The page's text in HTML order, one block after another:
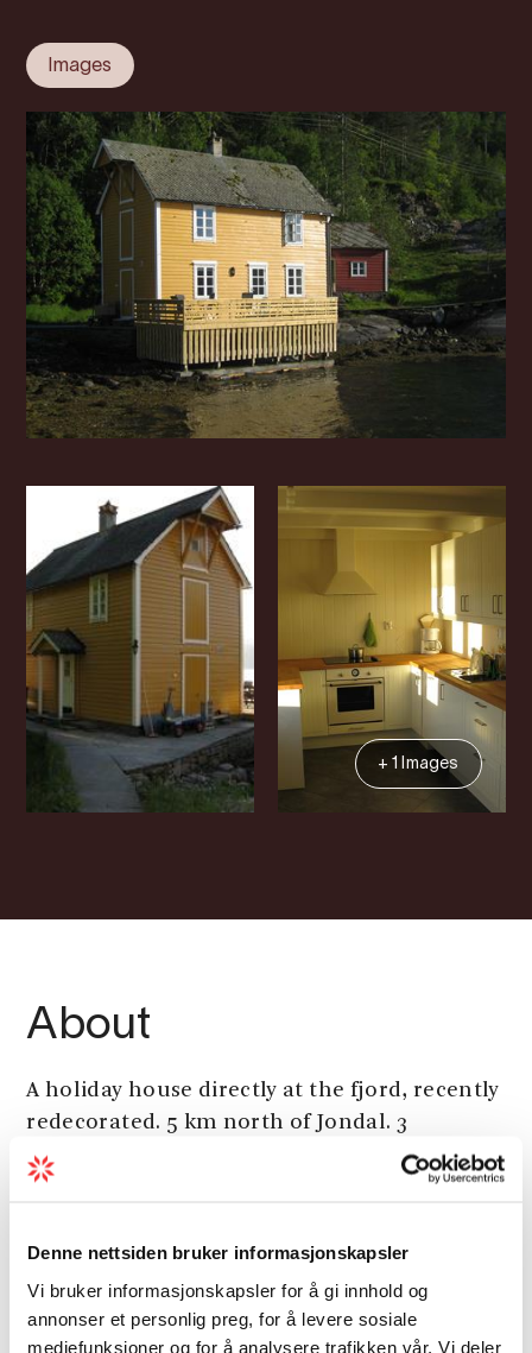
Denne nettsiden bruker informasjonskapsler
Vi bruker informasjonskapsler for å gi innhold og
annonser et personlig preg, for å levere sosiale
mediefunksjoner og for å analysere trafikken vår. Vi deler
Images
+ 1 Images
About
A holiday house directly at the fjord, recently
redecorated. 5 km north of Jondal. 3
bedroom, 2 beds in every room and sofa-bed.
Lounge, living room, bathroom and a fully
Season